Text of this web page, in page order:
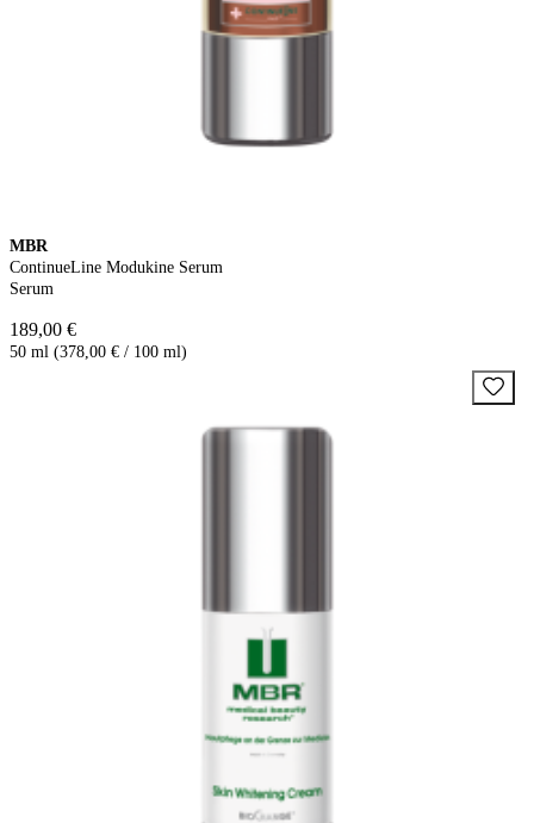
MBR
ContinueLine Modukine Serum
Serum
189,00 €
50 ml (378,00 € / 100 ml)